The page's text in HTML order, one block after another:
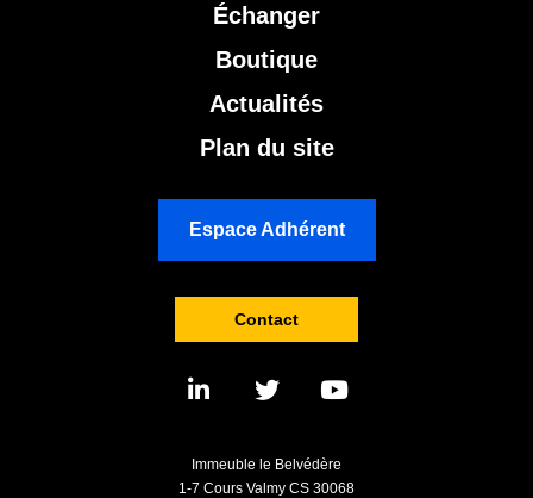
Échanger
Boutique
Actualités
Plan du site
Espace Adhérent
Contact
Immeuble le Belvédère
1-7 Cours Valmy CS 30068